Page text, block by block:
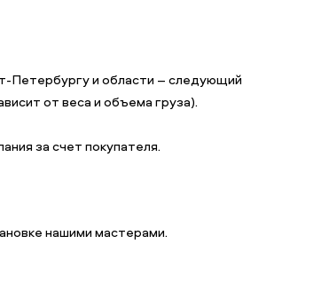
Петербургу и области – следующий
от веса и объема груза).
за счет покупателя.
нашими мастерами.